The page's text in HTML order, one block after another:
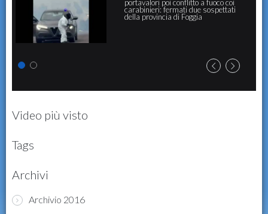
portavalori poi conflitto a fuoco coi
carabinieri: fermati due sospettati
della provincia di Foggia
Video più visto
Tags
Archivi
Archivio 2016